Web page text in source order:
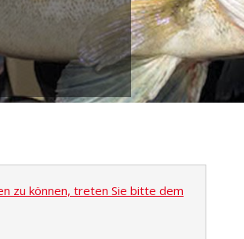
zu können, treten Sie bitte dem